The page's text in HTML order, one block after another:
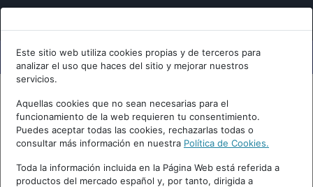
Este sitio web utiliza cookies propias y de terceros para
analizar el uso que haces del sitio y mejorar nuestros
servicios.
Aquellas cookies que no sean necesarias para el
funcionamiento de la web requieren tu consentimiento.
Puedes aceptar todas las cookies, rechazarlas todas o
consultar más información en nuestra Política de Cookies.
Toda la información incluida en la Página Web está referida a
productos del mercado español y, por tanto, dirigida a